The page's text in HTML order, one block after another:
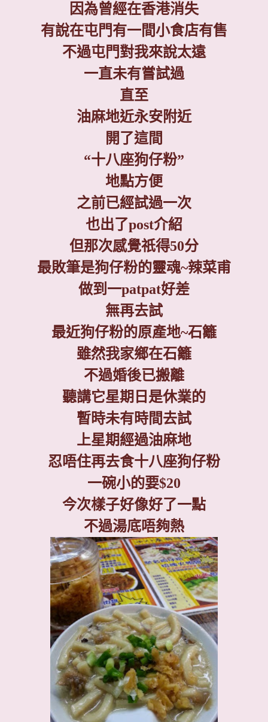
因為曾經在香港消失
有說在屯門有一間小食店有售
不過屯門對我來說太遠
一直未有嘗試過
直至
油麻地近永安附近
開了這間
“十八座狗仔粉”
地點方便
之前已經試過一次
也出了post介紹
但那次感覺祇得50分
最敗筆是狗仔粉的靈魂~辣菜甫
做到一patpat好差
無再去試
最近狗仔粉的原產地~石籬
雖然我家鄉在石籬
不過婚後已搬離
聽講它星期日是休業的
暫時未有時間去試
上星期經過油麻地
忍唔住再去食十八座狗仔粉
一碗小的要$20
今次樣子好像好了一點
不過湯底唔夠熱